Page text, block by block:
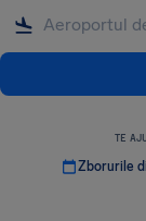
TE
Zborurile